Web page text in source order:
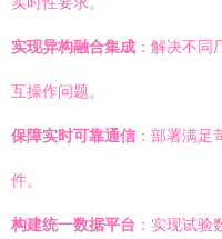
实现异构融合集成 ：解决不
互操作问题。
保障实时可靠通信 ：部署满
件。
构建统一数据平台 ：实现试